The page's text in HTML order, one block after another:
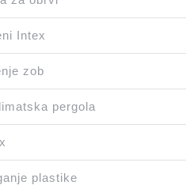
Intex
zob
pergola
plastike